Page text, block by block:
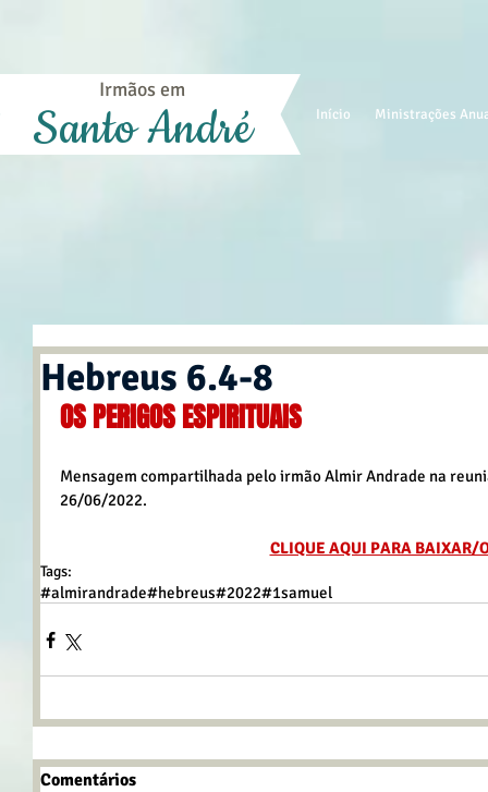
Início Ministrações
Irmãos em
Santo André
Hebreus 6.4-8
OS PERIGOS ESPIRITUAIS
Mensagem compartilhada pelo irmão Almir Andrade na
26/06/2022.
CLIQUE AQUI PARA BAIXAR/
Tags:
#almirandrade#hebreus#2022#1samuel
Comentários